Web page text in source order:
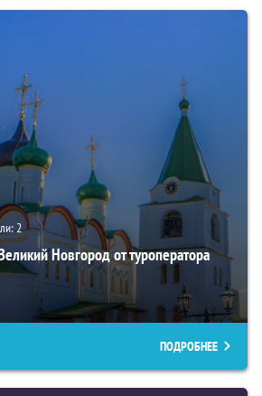
2
Новгород от туроператора
ПОДРОБНЕЕ